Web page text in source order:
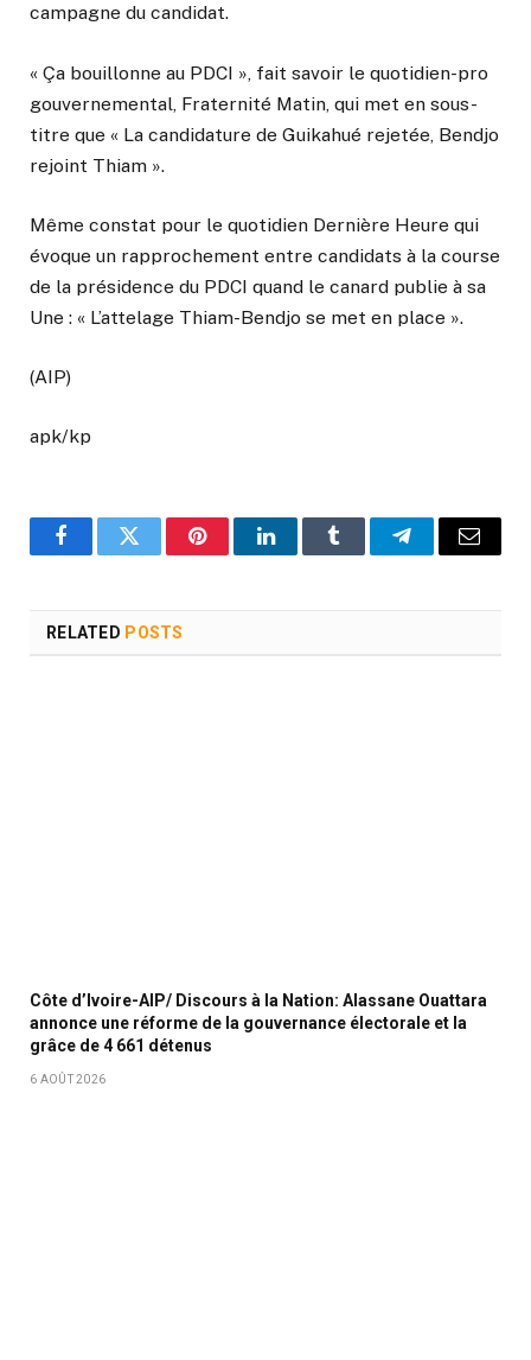
campagne du candidat.
« Ça bouillonne au PDCI », fait savoir le quotidien-pro
gouvernemental, Fraternité Matin, qui met en sous-
titre que « La candidature de Guikahué rejetée, Bendjo
rejoint Thiam ».
Même constat pour le quotidien Dernière Heure qui
évoque un rapprochement entre candidats à la course
de la présidence du PDCI quand le canard publie à sa
Une : « L’attelage Thiam-Bendjo se met en place ».
(AIP)
apk/kp
FacebookTwitter PinterestLinkedInTumblr TelegramEmail
RELATED POSTS
Côte d’Ivoire-AIP/ Discours à la Nation: Alassane Ouattara
annonce une réforme de la gouvernance électorale et la
grâce de 4 661 détenus
6 AOÛT 2026